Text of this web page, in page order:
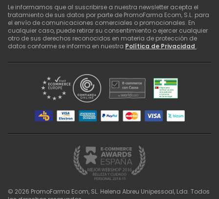
Le informamos que al suscribirse a nuestra newsletter acepta el
tratamiento de sus datos por parte de PromoFarma Ecom, S.L. para
el envío de comunicaciones comerciales o promocionales. En
cualquier caso, puede retirar su consentimiento o ejercer cualquier
otro de sus derechos reconocidos en materia de protección de
datos conforme se informa en nuestra Política de Privacidad .
© 2026 PromoFarma Ecom, SL. Helena Abreu Unipessoal, Lda. Todos